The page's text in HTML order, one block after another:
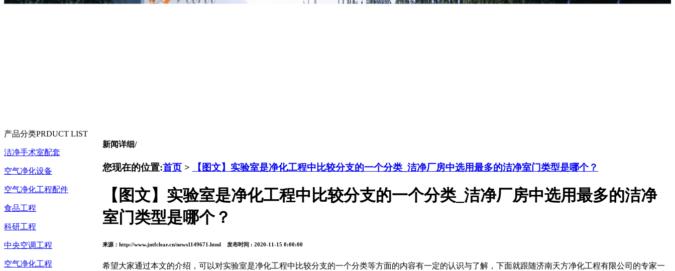
产品分类PRDUCT LIST
洁净手术室配套
空气净化设备
空气净化工程配件
食品工程
科研工程
中央空调工程
空气净化工程
新闻详细/
您现在的位置:首页 > 【图文】实验室是净化工程中比较分支的一个分类_洁净厂房中选用最多的洁净室门类型是哪个？
【图文】实验室是净化工程中比较分支的一个分类_洁净厂房中选用最多的洁净
室门类型是哪个？
来源：http://www.jntfclear.cn/news1149671.html 发布时间 : 2020-11-15 0:00:00
希望大家通过本文的介绍，可以对实验室是净化工程中比较分支的一个分类等方面的内容有一定的认识与了解，下面就跟随济南天方净化工程有限公司的专家一